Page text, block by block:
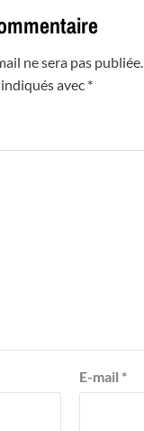
ne sera pas publiée.
avec *
E-mail *